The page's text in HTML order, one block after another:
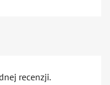
recenzji.